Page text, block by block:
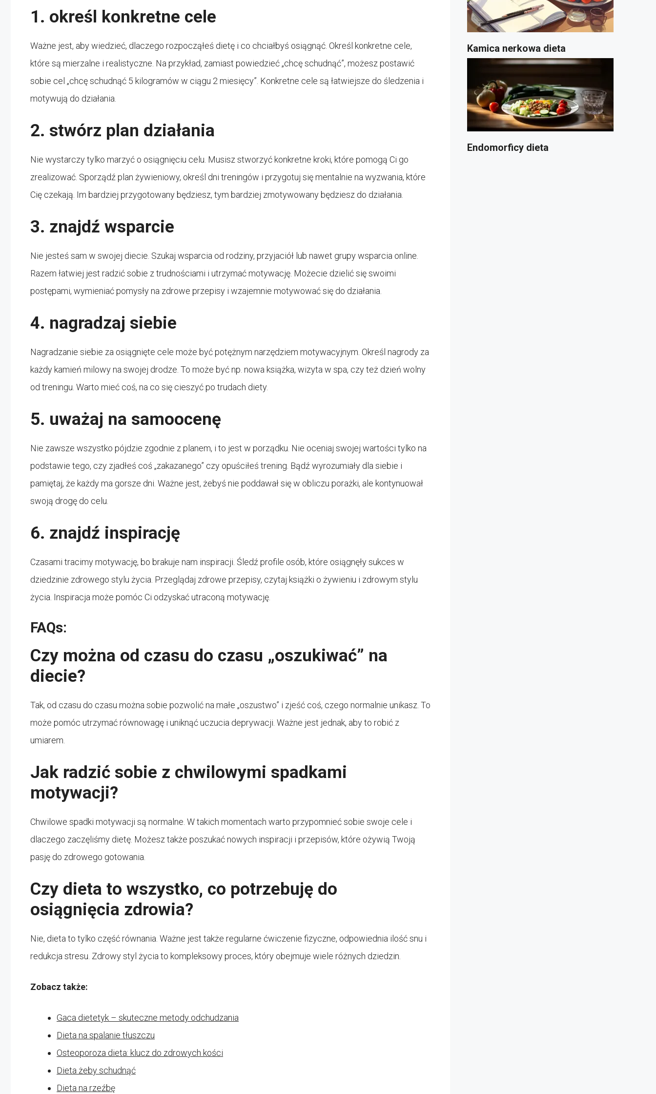
1. określ konkretne cele
Ważne jest, aby wiedzieć, dlaczego rozpocząłeś dietę i co chciałbyś osiągnąć. Określ konkretne cele,
które są mierzalne i realistyczne. Na przykład, zamiast powiedzieć „chcę schudnąć”, możesz postawić
sobie cel „chcę schudnąć 5 kilogramów w ciągu 2 miesięcy”. Konkretne cele są łatwiejsze do śledzenia i
motywują do działania.
2. stwórz plan działania
Nie wystarczy tylko marzyć o osiągnięciu celu. Musisz stworzyć konkretne kroki, które pomogą Ci go
zrealizować. Sporządź plan żywieniowy, określ dni treningów i przygotuj się mentalnie na wyzwania, które
Cię czekają. Im bardziej przygotowany będziesz, tym bardziej zmotywowany będziesz do działania.
3. znajdź wsparcie
Nie jesteś sam w swojej diecie. Szukaj wsparcia od rodziny, przyjaciół lub nawet grupy wsparcia online.
Razem łatwiej jest radzić sobie z trudnościami i utrzymać motywację. Możecie dzielić się swoimi
postępami, wymieniać pomysły na zdrowe przepisy i wzajemnie motywować się do działania.
4. nagradzaj siebie
Nagradzanie siebie za osiągnięte cele może być potężnym narzędziem motywacyjnym. Określ nagrody za
każdy kamień milowy na swojej drodze. To może być np. nowa książka, wizyta w spa, czy też dzień wolny
od treningu. Warto mieć coś, na co się cieszyć po trudach diety.
5. uważaj na samoocenę
Nie zawsze wszystko pójdzie zgodnie z planem, i to jest w porządku. Nie oceniaj swojej wartości tylko na
podstawie tego, czy zjadłeś coś „zakazanego” czy opuściłeś trening. Bądź wyrozumiały dla siebie i
pamiętaj, że każdy ma gorsze dni. Ważne jest, żebyś nie poddawał się w obliczu porażki, ale kontynuował
swoją drogę do celu.
6. znajdź inspirację
Czasami tracimy motywację, bo brakuje nam inspiracji. Śledź profile osób, które osiągnęły sukces w
dziedzinie zdrowego stylu życia. Przeglądaj zdrowe przepisy, czytaj książki o żywieniu i zdrowym stylu
życia. Inspiracja może pomóc Ci odzyskać utraconą motywację.
FAQs:
Czy można od czasu do czasu „oszukiwać” na
diecie?
Tak, od czasu do czasu można sobie pozwolić na małe „oszustwo” i zjeść coś, czego normalnie unikasz. To
może pomóc utrzymać równowagę i uniknąć uczucia deprywacji. Ważne jest jednak, aby to robić z
umiarem.
Jak radzić sobie z chwilowymi spadkami
motywacji?
Chwilowe spadki motywacji są normalne. W takich momentach warto przypomnieć sobie swoje cele i
dlaczego zaczęliśmy dietę. Możesz także poszukać nowych inspiracji i przepisów, które ożywią Twoją
pasję do zdrowego gotowania.
Czy dieta to wszystko, co potrzebuję do
osiągnięcia zdrowia?
Nie, dieta to tylko część równania. Ważne jest także regularne ćwiczenie fizyczne, odpowiednia ilość snu i
redukcja stresu. Zdrowy styl życia to kompleksowy proces, który obejmuje wiele różnych dziedzin.
Zobacz także:
Gaca dietetyk – skuteczne metody odchudzania
Dieta na spalanie tłuszczu
Osteoporoza dieta: klucz do zdrowych kości
Dieta żeby schudnąć
Dieta na rzeźbę
Kamica nerkowa dieta
Endomorficy dieta